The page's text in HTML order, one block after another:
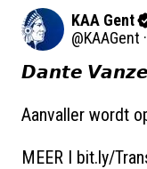
KAA Gent
@KAAGent ·
𝘿𝙖𝙣𝙩𝙚
Aanvaller wordt
MEER I bit.ly/